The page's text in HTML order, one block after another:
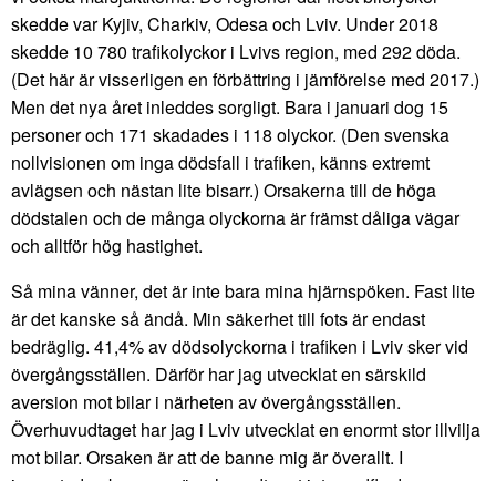
skedde var Kyjiv, Charkiv, Odesa och Lviv. Under 2018
skedde 10 780 trafikolyckor i Lvivs region, med 292 döda.
(Det här är visserligen en förbättring i jämförelse med 2017.)
Men det nya året inleddes sorgligt. Bara i januari dog 15
personer och 171 skadades i 118 olyckor. (Den svenska
nollvisionen om inga dödsfall i trafiken, känns extremt
avlägsen och nästan lite bisarr.) Orsakerna till de höga
dödstalen och de många olyckorna är främst dåliga vägar
och alltför hög hastighet.
Så mina vänner, det är inte bara mina hjärnspöken. Fast lite
är det kanske så ändå. Min säkerhet till fots är endast
bedräglig. 41,4% av dödsolyckorna i trafiken i Lviv sker vid
övergångsställen. Därför har jag utvecklat en särskild
aversion mot bilar i närheten av övergångsställen.
Överhuvudtaget har jag i Lviv utvecklat en enormt stor illvilja
mot bilar. Orsaken är att de banne mig är överallt. I